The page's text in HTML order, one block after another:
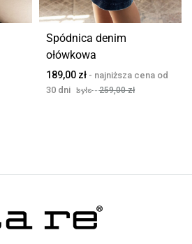
Spódnica denim
ołówkowa
189,00 zł
259,00zł